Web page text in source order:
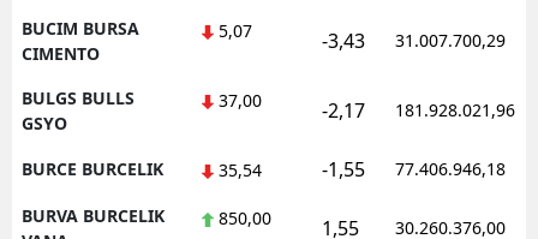
BUCIM BURSA
CIMENTO
5,07 -3,43 31.007.700,29
BULGS BULLS
GSYO
37,00 -2,17 181.928.021,96
BURCE BURCELIK 35,54 -1,55 77.406.946,18
BURVA BURCELIK
850,00 1,55 30.260.376,00